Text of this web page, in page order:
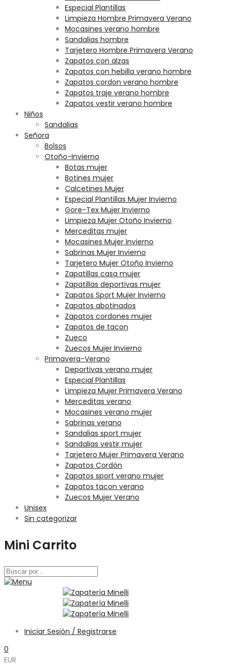
Especial Plantillas
Limpieza Hombre Primavera Verano
Mocasines verano hombre
Sandalias hombre
Tarjetero Hombre Primavera Verano
Zapatos con alzas
Zapatos con hebilla verano hombre
Zapatos cordon verano hombre
Zapatos traje verano hombre
Zapatos vestir verano hombre
Niños
Sandalias
Señora
Bolsos
Otoño-Invierno
Botas mujer
Botines mujer
Calcetines Mujer
Especial Plantillas Mujer Invierno
Gore-Tex Mujer Invierno
Limpieza Mujer Otoño Invierno
Merceditas mujer
Mocasines Mujer Invierno
Sabrinas Mujer Invierno
Tarjetero Mujer Otoño Invierno
Zapatillas casa mujer
Zapatillas deportivas mujer
Zapatos Sport Mujer Invierno
Zapatos abotinados
Zapatos cordones mujer
Zapatos de tacon
Zueco
Zuecos Mujer Invierno
Primavera-Verano
Deportivas verano mujer
Especial Plantillas
Limpieza Mujer Primavera Verano
Merceditas verano
Mocasines verano mujer
Sabrinas verano
Sandalias sport mujer
Sandalias vestir mujer
Tarjetero Mujer Primavera Verano
Zapatos Cordón
Zapatos sport verano mujer
Zapatos tacon verano
Zuecos Mujer Verano
Unisex
Sin categorizar
Mini Carrito
Iniciar Sesión / Registrarse
0
EUR